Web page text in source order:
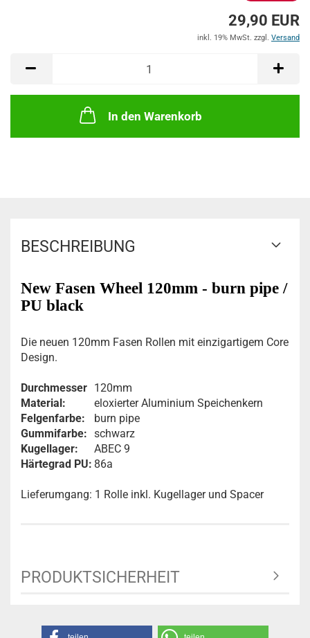
29,90 EUR
inkl. 19% MwSt. zzgl. Versand
In den Warenkorb
BESCHREIBUNG
New Fasen Wheel 120mm - burn pipe /
PU black
Die neuen 120mm Fasen Rollen mit einzigartigem Core
Design.
Durchmesser
Material:
Felgenfarbe:
Gummifarbe:
Kugellager:
Härtegrad PU:
120mm
eloxierter Aluminium Speichenkern
burn pipe
schwarz
ABEC 9
86a
Lieferumgang: 1 Rolle inkl. Kugellager und Spacer
PRODUKTSICHERHEIT